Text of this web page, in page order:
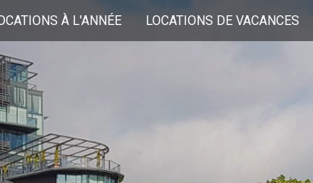
À L'ANNÉE LOCATIONS DE VACANCES